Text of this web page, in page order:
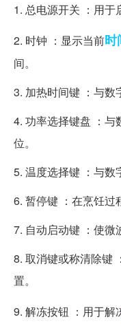
1. 总电源开关 ：用于
2. 时钟 ：显示当前时
间。
3. 加热时间键 ：与数
4. 功率选择键盘 ：与
位。
5. 温度选择键 ：与数
6. 暂停键 ：在烹饪过
7. 自动启动键 ：使微
8. 取消键或称清除键
置。
9. 解冻按钮 ：用于解